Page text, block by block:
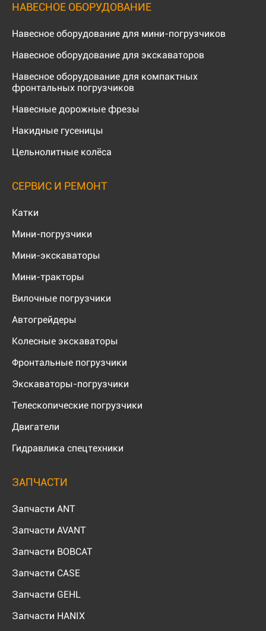
НАВЕСНОЕ ОБОРУДОВАНИЕ
Навесное оборудование для мини-погрузчиков
Навесное оборудование для экскаваторов
Навесное оборудование для компактных
фронтальных погрузчиков
Навесные дорожные фрезы
Накидные гусеницы
Цельнолитные колёса
СЕРВИС И РЕМОНТ
Катки
Мини-погрузчики
Мини-экскаваторы
Мини-тракторы
Вилочные погрузчики
Автогрейдеры
Колесные экскаваторы
Фронтальные погрузчики
Экскаваторы-погрузчики
Телескопические погрузчики
Двигатели
Гидравлика спецтехники
ЗАПЧАСТИ
Запчасти ANT
Запчасти AVANT
Запчасти BOBCAT
Запчасти CASE
Запчасти GEHL
Запчасти HANIX